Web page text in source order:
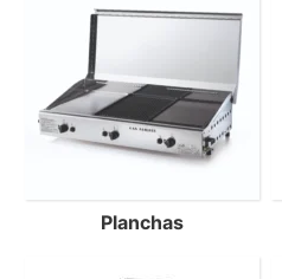
Planchas